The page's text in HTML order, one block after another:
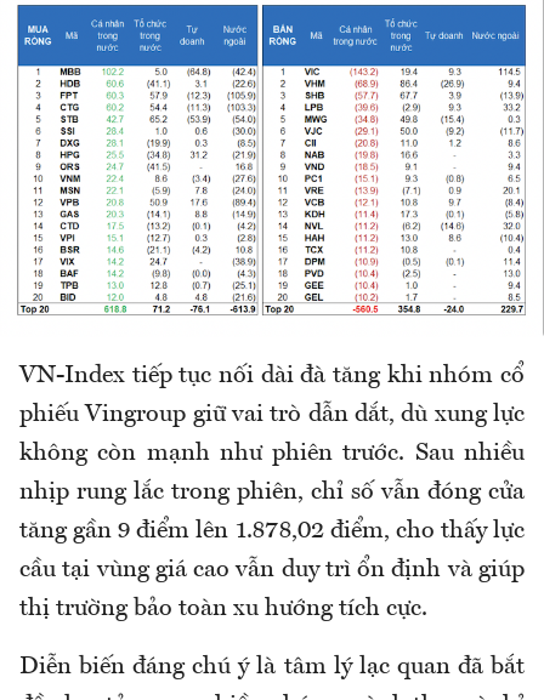
VN-Index tiếp tục nối dài đà tăng khi nhóm cổ
phiếu Vingroup giữ vai trò dẫn dắt, dù xung lực
không còn mạnh như phiên trước. Sau nhiều
nhịp rung lắc trong phiên, chỉ số vẫn đóng cửa
tăng gần 9 điểm lên 1.878,02 điểm, cho thấy lực
cầu tại vùng giá cao vẫn duy trì ổn định và giúp
thị trường bảo toàn xu hướng tích cực.
Diễn biến đáng chú ý là tâm lý lạc quan đã bắt